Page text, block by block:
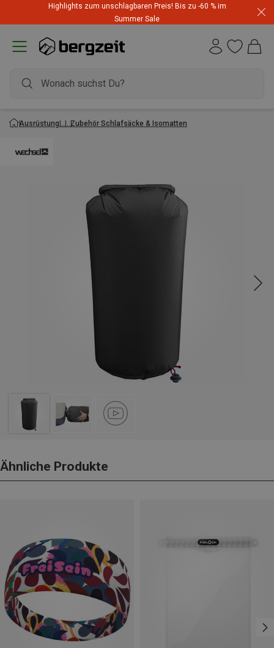
Highlights zum unschlagbaren Preis! Bis zu -60 % im
Summer Sale
Ausrüstung Zubehör Schlafsäcke & Isomatten
Ähnliche Produkte